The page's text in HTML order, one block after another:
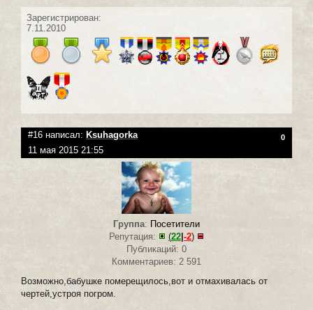
Зарегистрирован:
7.11.2010
#16 написал: Ksuhagorka 0
11 мая 2015 21:55
Группа: Посетители
Репутация:
(22 -2)
Публикаций: 0
Комментариев: 2 591
Возможно,бабушке померещилось,вот и отмахивалась от
чертей,устроя погром.